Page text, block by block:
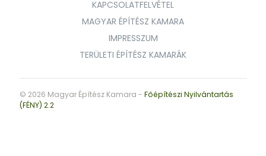
KAPCSOLATFELVÉTEL
MAGYAR ÉPÍTÉSZ KAMARA
IMPRESSZUM
TERÜLETI ÉPÍTÉSZ KAMARÁK
© 2026 Magyar Építész Kamara - Főépítészi Nyilvántartás
(FÉNY) 2.2